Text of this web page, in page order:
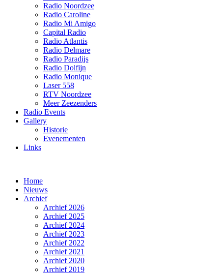
Radio Noordzee
Radio Caroline
Radio Mi Amigo
Capital Radio
Radio Atlantis
Radio Delmare
Radio Paradijs
Radio Dolfijn
Radio Monique
Laser 558
RTV Noordzee
Meer Zeezenders
Radio Events
Gallery
Historie
Evenementen
Links
Home
Nieuws
Archief
Archief 2026
Archief 2025
Archief 2024
Archief 2023
Archief 2022
Archief 2021
Archief 2020
Archief 2019